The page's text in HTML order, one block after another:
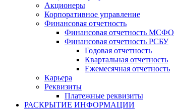
Акционеры
Корпоративное управление
Финансовая отчетность
Финансовая отчетность МСФО
Финансовая отчетность РСБУ
Годовая отчетность
Квартальная отчетность
Ежемесячная отчетность
Карьера
Реквизиты
Платежные реквизиты
РАСКРЫТИЕ ИНФОРМАЦИИ